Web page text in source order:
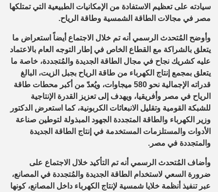
سيادته على تعظيم الاستفادة من الإمكانيات الطبيعية التي تمتلكها
مصر في مجالات الطاقة الشمسية وطاقة الرياح.
وأوضح المُتحدث الرسمي أنه تم خلال الاجتماع أيضاً استعراض ما
يتعلق بالشراكة مع القطاع الخاص في إطار التوجه العام بالاعتماد
عليه كشريك نجاح في مجال الطاقة الجديدة والمُتجددة، خاصة ما
يتعلق بمجمع إنتاج الكهرباء من طاقة الرياح بجبل الزيت، البالغ
قدراته الإجمالية نحو 580 ميجاوات، ويُعدّ من أكبر محطات طاقة
الرياح في مصر وأفريقيا، ويهدف إلى تعزيز القدرة الإنتاجية
للشبكة القومية وتقليل الانبعاثات الكربونية، كما استعرض الدكتور
وزير الكهرباء والطاقة المتجددة الجهود المبذولة لتوطين صناعة
الأدوات والمستلزمات المستخدمة في إنتاج الطاقة الجديدة
والمتجددة في مصر.
وأضاف المُتحدث الرسمي أنه تم التأكيد خلال الاجتماع على
ضرورة السعي لاستخدام الطاقة الجديدة والمُتجددة في المصانع،
عبر تنفيذ أنظمة خلايا شمسية لإنتاج الكهرباء داخل المصانع، كونها